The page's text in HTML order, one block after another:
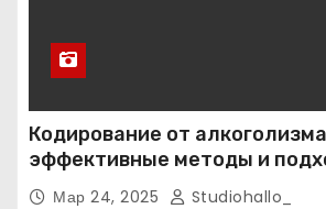
Кодирование от
эффективные методы и
Мар 24, 2025 Studiohallo_